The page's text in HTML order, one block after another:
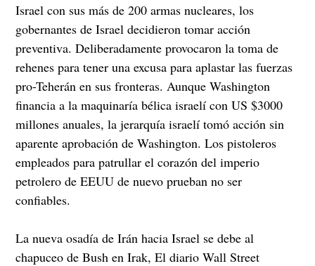
Israel con sus más de 200 armas nucleares, los
gobernantes de Israel decidieron tomar acción
preventiva. Deliberadamente provocaron la toma de
rehenes para tener una excusa para aplastar las fuerzas
pro-Teherán en sus fronteras. Aunque Washington
financia a la maquinaría bélica israelí con US $3000
millones anuales, la jerarquía israelí tomó acción sin
aparente aprobación de Washington. Los pistoleros
empleados para patrullar el corazón del imperio
petrolero de EEUU de nuevo prueban no ser
confiables.
La nueva osadía de Irán hacia Israel se debe al
chapuceo de Bush en Irak, El diario Wall Street